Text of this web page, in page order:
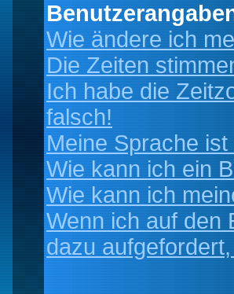
Wie ändere ich
Die Zeiten
Ich habe die
falsch!
Meine Sprache
Wie kann ich ein
Wie kann ich
Wenn ich auf den
dazu